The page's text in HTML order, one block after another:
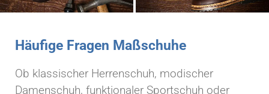
Häufige Fragen Maßschuhe
Ob klassischer Herrenschuh, modischer
Damenschuh, funktionaler Sportschuh oder